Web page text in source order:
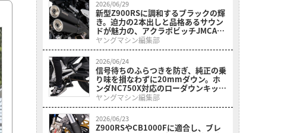
2026/06/29
新型Z900RSに調和するブラックの輝
き。迫力の2本出しと品格あるサウン
ドが魅力の、アクラポビッチJMCA認
証マフラーが登場
ヤングマシン編集部
2026/06/24
信号待ちのふらつきを防ぎ、純正の乗
り味を損なわずに20mmダウン。ホ
ンダNC750X対応のローダウンキット
で安心の足つきを!【新カスタムパー
ツ】
ヤングマシン編集部
2026/06/23
Z900RSやCB1000Fに適合し、ブレ